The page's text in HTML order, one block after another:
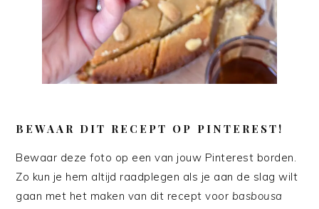
BEWAAR DIT RECEPT OP PINTEREST!
Bewaar deze foto op een van jouw Pinterest borden.
Zo kun je hem altijd raadplegen als je aan de slag wilt
gaan met het maken van dit recept voor basbousa